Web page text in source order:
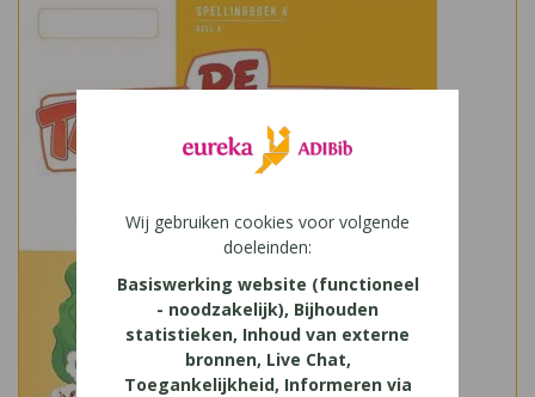
Wij gebruiken cookies voor volgende
doeleinden:
Basiswerking website (functioneel
- noodzakelijk), Bijhouden
statistieken, Inhoud van externe
bronnen, Live Chat,
Toegankelijkheid, Informeren via